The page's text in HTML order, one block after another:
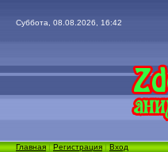
Суббота, 08.08.2026, 16:42
Главная|Регистрация|Вход